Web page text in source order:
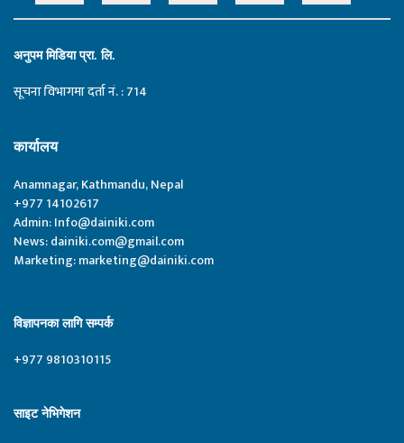
अनुपम मिडिया प्रा. लि.
सूचना विभागमा दर्ता नं. : 714
कार्यालय
Anamnagar, Kathmandu, Nepal
+977 14102617
Admin:Info@dainiki.com
News:dainiki.com@gmail.com
Marketing:marketing@dainiki.com
विज्ञापनका लागि सम्पर्क
+977 9810310115
साइट नेभिगेशन